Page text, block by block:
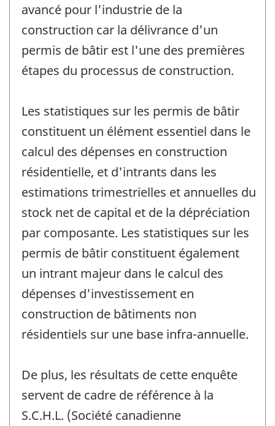
avancé pour l'industrie de la
construction car la délivrance d'un
permis de bâtir est l'une des premières
étapes du processus de construction.
Les statistiques sur les permis de bâtir
constituent un élément essentiel dans le
calcul des dépenses en construction
résidentielle, et d'intrants dans les
estimations trimestrielles et annuelles du
stock net de capital et de la dépréciation
par composante. Les statistiques sur les
permis de bâtir constituent également
un intrant majeur dans le calcul des
dépenses d'investissement en
construction de bâtiments non
résidentiels sur une base infra-annuelle.
De plus, les résultats de cette enquête
servent de cadre de référence à la
S.C.H.L. (Société canadienne